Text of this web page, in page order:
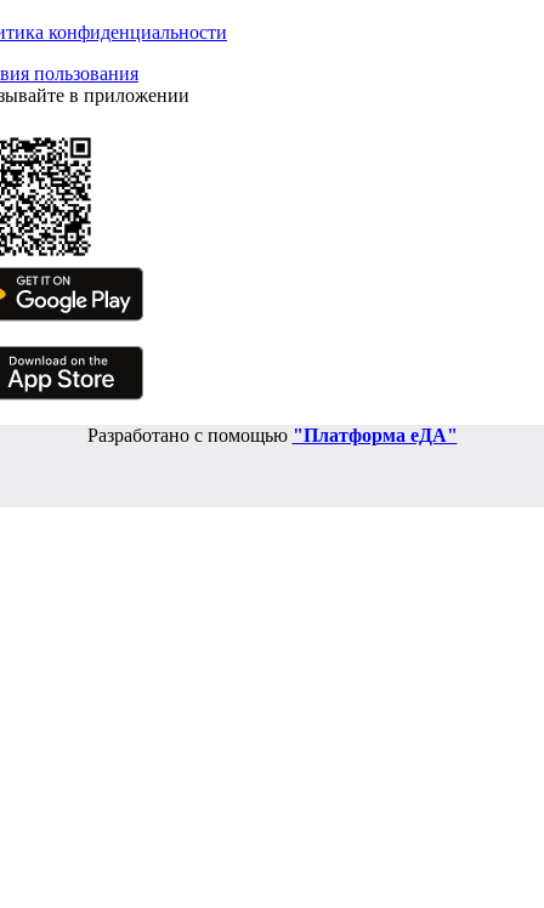
конфиденциальности
пользования
в приложении
Разработано с помощью "Платформа еДА"